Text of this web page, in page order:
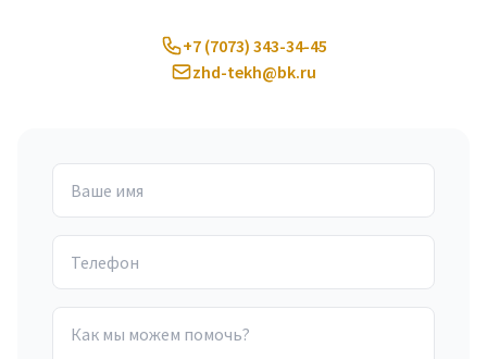
+7 (7073) 343-34-45
zhd-tekh@bk.ru